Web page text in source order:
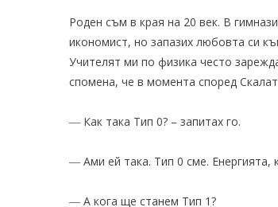
Роден съм в края на 20 век. В
икономист, но запазих любовта си
Учителят ми по физика често
спомена, че в момента според
― Как така Тип 0? – запитах го.
― Ами ей така. Тип 0 сме. Енергията,
― А кога ще станем Тип 1?